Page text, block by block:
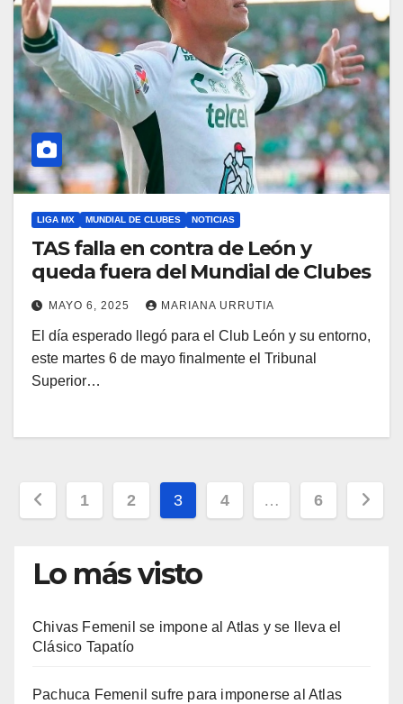
LIGA MX MUNDIAL DE CLUBES NOTICIAS
TAS falla en contra de León y
queda fuera del Mundial de Clubes
MAYO 6, 2025 MARIANA URRUTIA
El día esperado llegó para el Club León y su entorno,
este martes 6 de mayo finalmente el Tribunal
Superior…
Paginación
entradas
1 2 3 4 … 6
Lo más visto
Chivas Femenil se impone al Atlas y se lleva el
Clásico Tapatío
Pachuca Femenil sufre para imponerse al Atlas